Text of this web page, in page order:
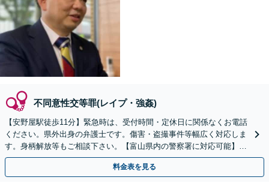
不同意性交等罪(レイプ・強姦)
【安野屋駅徒歩11分】緊急時は、受付時間・定休日に関係なくお電話
ください。県外出身の弁護士です。傷害・盗撮事件等幅広く対応しま
す。身柄解放等もご相談下さい。【富山県内の警察署に対応可能】
【夜間・土日対応可】【電話相談可】【完全個室】
料金表を見る